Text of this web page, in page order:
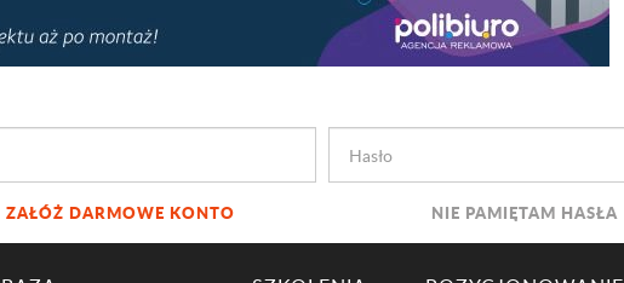
ZAŁÓŻ DARMOWE KONTO NIE PAMIĘTAM HASŁA